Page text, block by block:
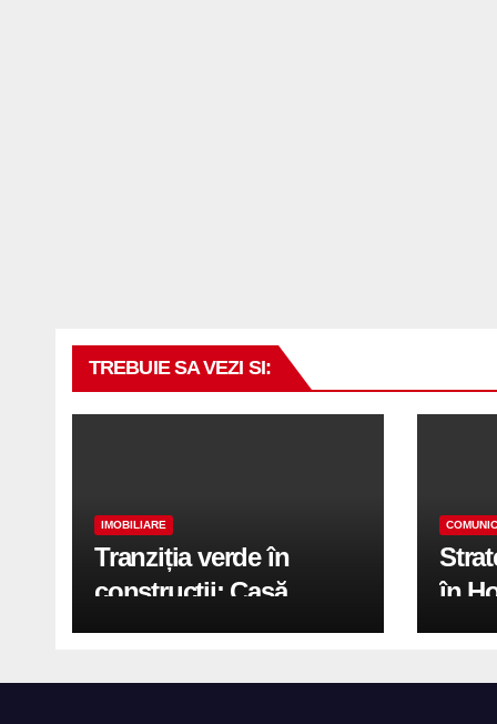
TREBUIE SA VEZI SI:
IMOBILIARE
Tranziția verde în
construcții: Casă
modernă cu structură
în